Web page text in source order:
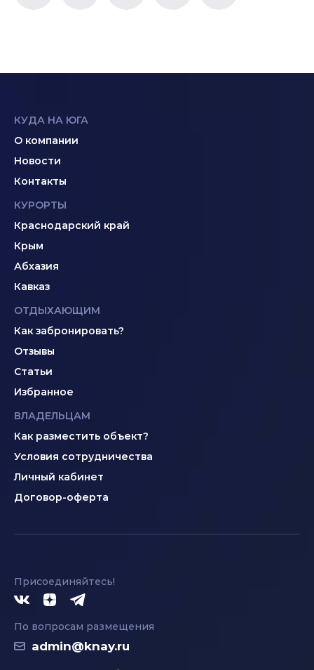
КУДА НА ЮГА
О компании
Новости
Контакты
КУРОРТЫ
Краснодарский край
Крым
Абхазия
Кавказ
ОТДЫХАЮЩИМ
Как забронировать?
Отзывы
Статьи
Избранное
ВЛАДЕЛЬЦАМ
Как разместить объект?
Условия сотрудничества
Личный кабинет
Договор-оферта
Присоединяйтесь!
По вопросам размещения
admin@knay.ru